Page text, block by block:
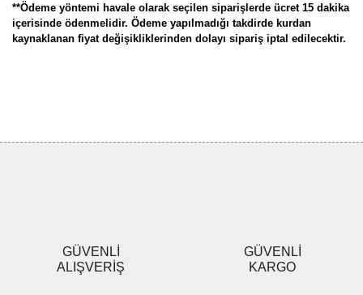
**Ödeme yöntemi havale olarak seçilen siparişlerde ücret 15 dakika
içerisinde ödenmelidir. Ödeme yapılmadığı takdirde kurdan
kaynaklanan fiyat değişikliklerinden dolayı sipariş iptal edilecektir.
Ürün fiyatı diğer sitelerden daha pahalı.
Bu ürüne benzer farklı alternatifler olmalı.
GÜVENLİ
ALIŞVERİŞ
GÜVENLİ
KARGO